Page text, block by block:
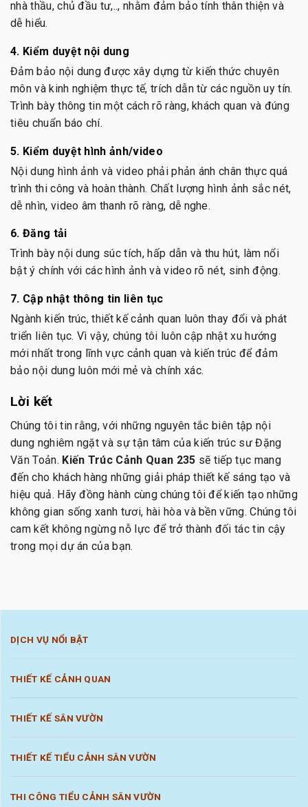
nhà thầu, chủ đầu tư,.., nhằm đảm bảo tính thân thiện và
dễ hiểu.
4. Kiểm duyệt nội dung
Đảm bảo nội dung được xây dựng từ kiến thức chuyên
môn và kinh nghiệm thực tế, trích dẫn từ các nguồn uy tín.
Trình bày thông tin một cách rõ ràng, khách quan và đúng
tiêu chuẩn báo chí.
5. Kiểm duyệt hình ảnh/video
Nội dung hình ảnh và video phải phản ánh chân thực quá
trình thi công và hoàn thành. Chất lượng hình ảnh sắc nét,
dễ nhìn, video âm thanh rõ ràng, dễ nghe.
6. Đăng tải
Trình bày nội dung súc tích, hấp dẫn và thu hút, làm nổi
bật ý chính với các hình ảnh và video rõ nét, sinh động.
7. Cập nhật thông tin liên tục
Ngành kiến trúc, thiết kế cảnh quan luôn thay đổi và phát
triển liên tục. Vì vậy, chúng tôi luôn cập nhật xu hướng
mới nhất trong lĩnh vực cảnh quan và kiến trúc để đảm
bảo nội dung luôn mới mẻ và chính xác.
Lời kết
Chúng tôi tin rằng, với những nguyên tắc biên tập nội
dung nghiêm ngặt và sự tận tâm của kiến trúc sư Đặng
Văn Toản. Kiến Trúc Cảnh Quan 235 sẽ tiếp tục mang
đến cho khách hàng những giải pháp thiết kế sáng tạo và
hiệu quả. Hãy đồng hành cùng chúng tôi để kiến tạo những
không gian sống xanh tươi, hài hòa và bền vững. Chúng tôi
cam kết không ngừng nỗ lực để trở thành đối tác tin cậy
trong mọi dự án của bạn.
DỊCH VỤ NỔI BẬT
THIẾT KẾ CẢNH QUAN
THIẾT KẾ SÂN VƯỜN
THIẾT KẾ TIỂU CẢNH SÂN VƯỜN
THI CÔNG TIỂU CẢNH SÂN VƯỜN